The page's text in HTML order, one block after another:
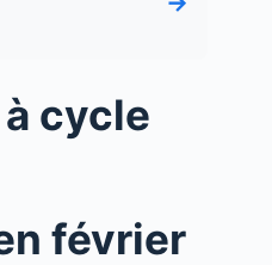
cycle
février